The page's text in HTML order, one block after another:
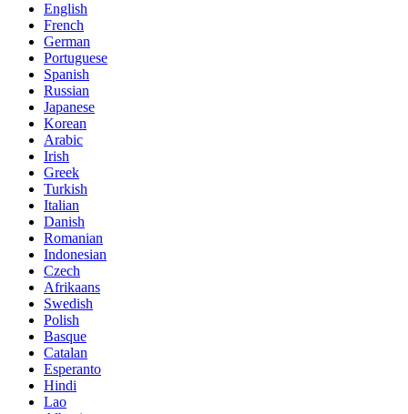
English
French
German
Portuguese
Spanish
Russian
Japanese
Korean
Arabic
Irish
Greek
Turkish
Italian
Danish
Romanian
Indonesian
Czech
Afrikaans
Swedish
Polish
Basque
Catalan
Esperanto
Hindi
Lao